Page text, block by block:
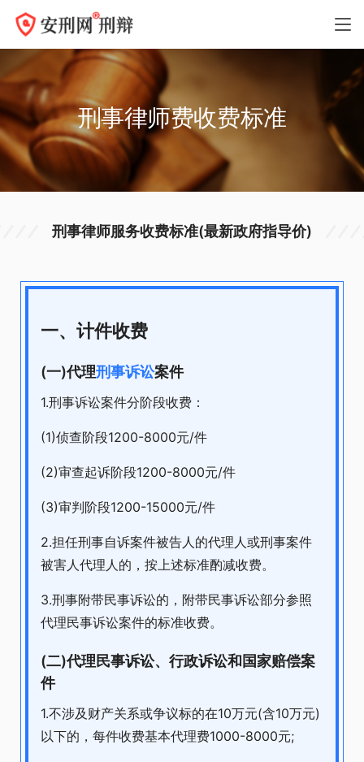
刑事律师费收费标准
刑事律师服务收费标准(最新政府指导价)
一、计件收费
(一)代理刑事诉讼案件
1.刑事诉讼案件分阶段收费：
(1)侦查阶段1200-8000元/件
(2)审查起诉阶段1200-8000元/件
(3)审判阶段1200-15000元/件
2.担任刑事自诉案件被告人的代理人或刑事案件
被害人代理人的，按上述标准酌减收费。
3.刑事附带民事诉讼的，附带民事诉讼部分参照
代理民事诉讼案件的标准收费。
(二)代理民事诉讼、行政诉讼和国家赔偿案
件
1.不涉及财产关系或争议标的在10万元(含10万元)
以下的，每件收费基本代理费1000-8000元;